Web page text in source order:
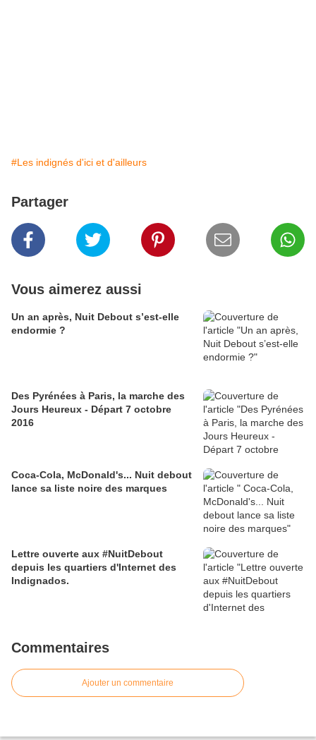
#Les indignés d'ici et d'ailleurs
Partager
Vous aimerez aussi
Un an après, Nuit Debout s’est-elle
endormie ?
Des Pyrénées à Paris, la marche des
Jours Heureux - Départ 7 octobre
2016
Coca-Cola, McDonald's... Nuit debout
lance sa liste noire des marques
Lettre ouverte aux #NuitDebout
depuis les quartiers d'Internet des
Indignados.
Commentaires
Ajouter un commentaire